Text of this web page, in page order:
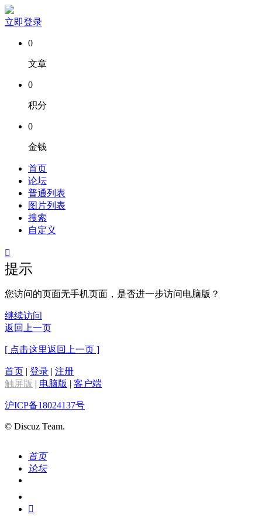
立即登录
0
文章
0
积分
0
金钱
首页
论坛
普通列表
图片列表
搜索
自定义

提示
您访问的页面无手机页面，是否进一步访问电脑版？
继续访问
返回上一页
[ 点击这里返回上一页 ]
首页 | 登录 | 注册
触屏版 | 电脑版 | 客户端
沪ICP备18024137号
© Discuz Team.
首页
论坛
我的
